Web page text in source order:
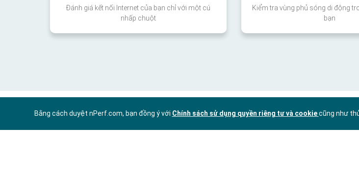
Đánh giá kết nối Internet của bạn chỉ với một cú
nhấp chuột
Kiểm tra vùng phủ sóng di động
bạn
Bằng cách duyệt nPerf.com, bạn đồng ý với Chính sách sử dụng quyền riêng tư và cookiecũng như